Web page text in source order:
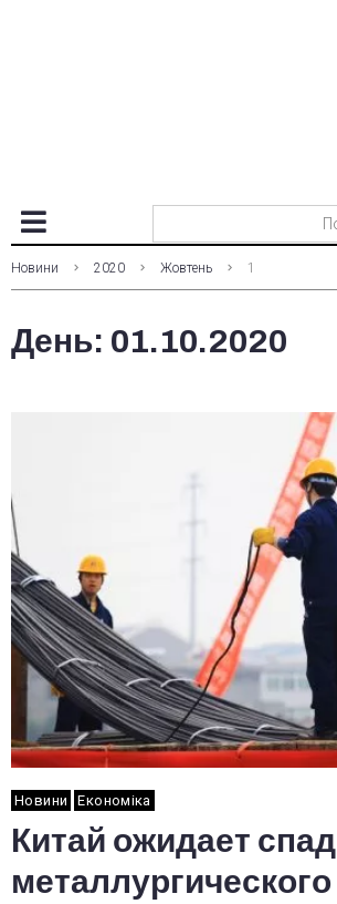
Новини 2020 Жовтень 1
День: 01.10.2020
Новини Економіка
Китай ожидает спад
металлургического